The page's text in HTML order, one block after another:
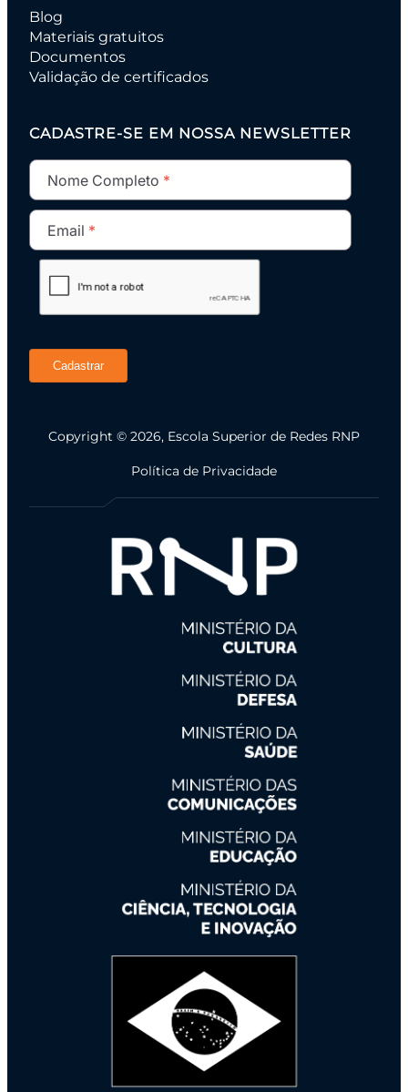
Blog
Materiais gratuitos
Documentos
Validação de certificados
CADASTRE-SE EM NOSSA NEWSLETTER
Nome Completo
Email
Cadastrar
Copyright © 2026, Escola Superior de Redes RNP
Política de Privacidade